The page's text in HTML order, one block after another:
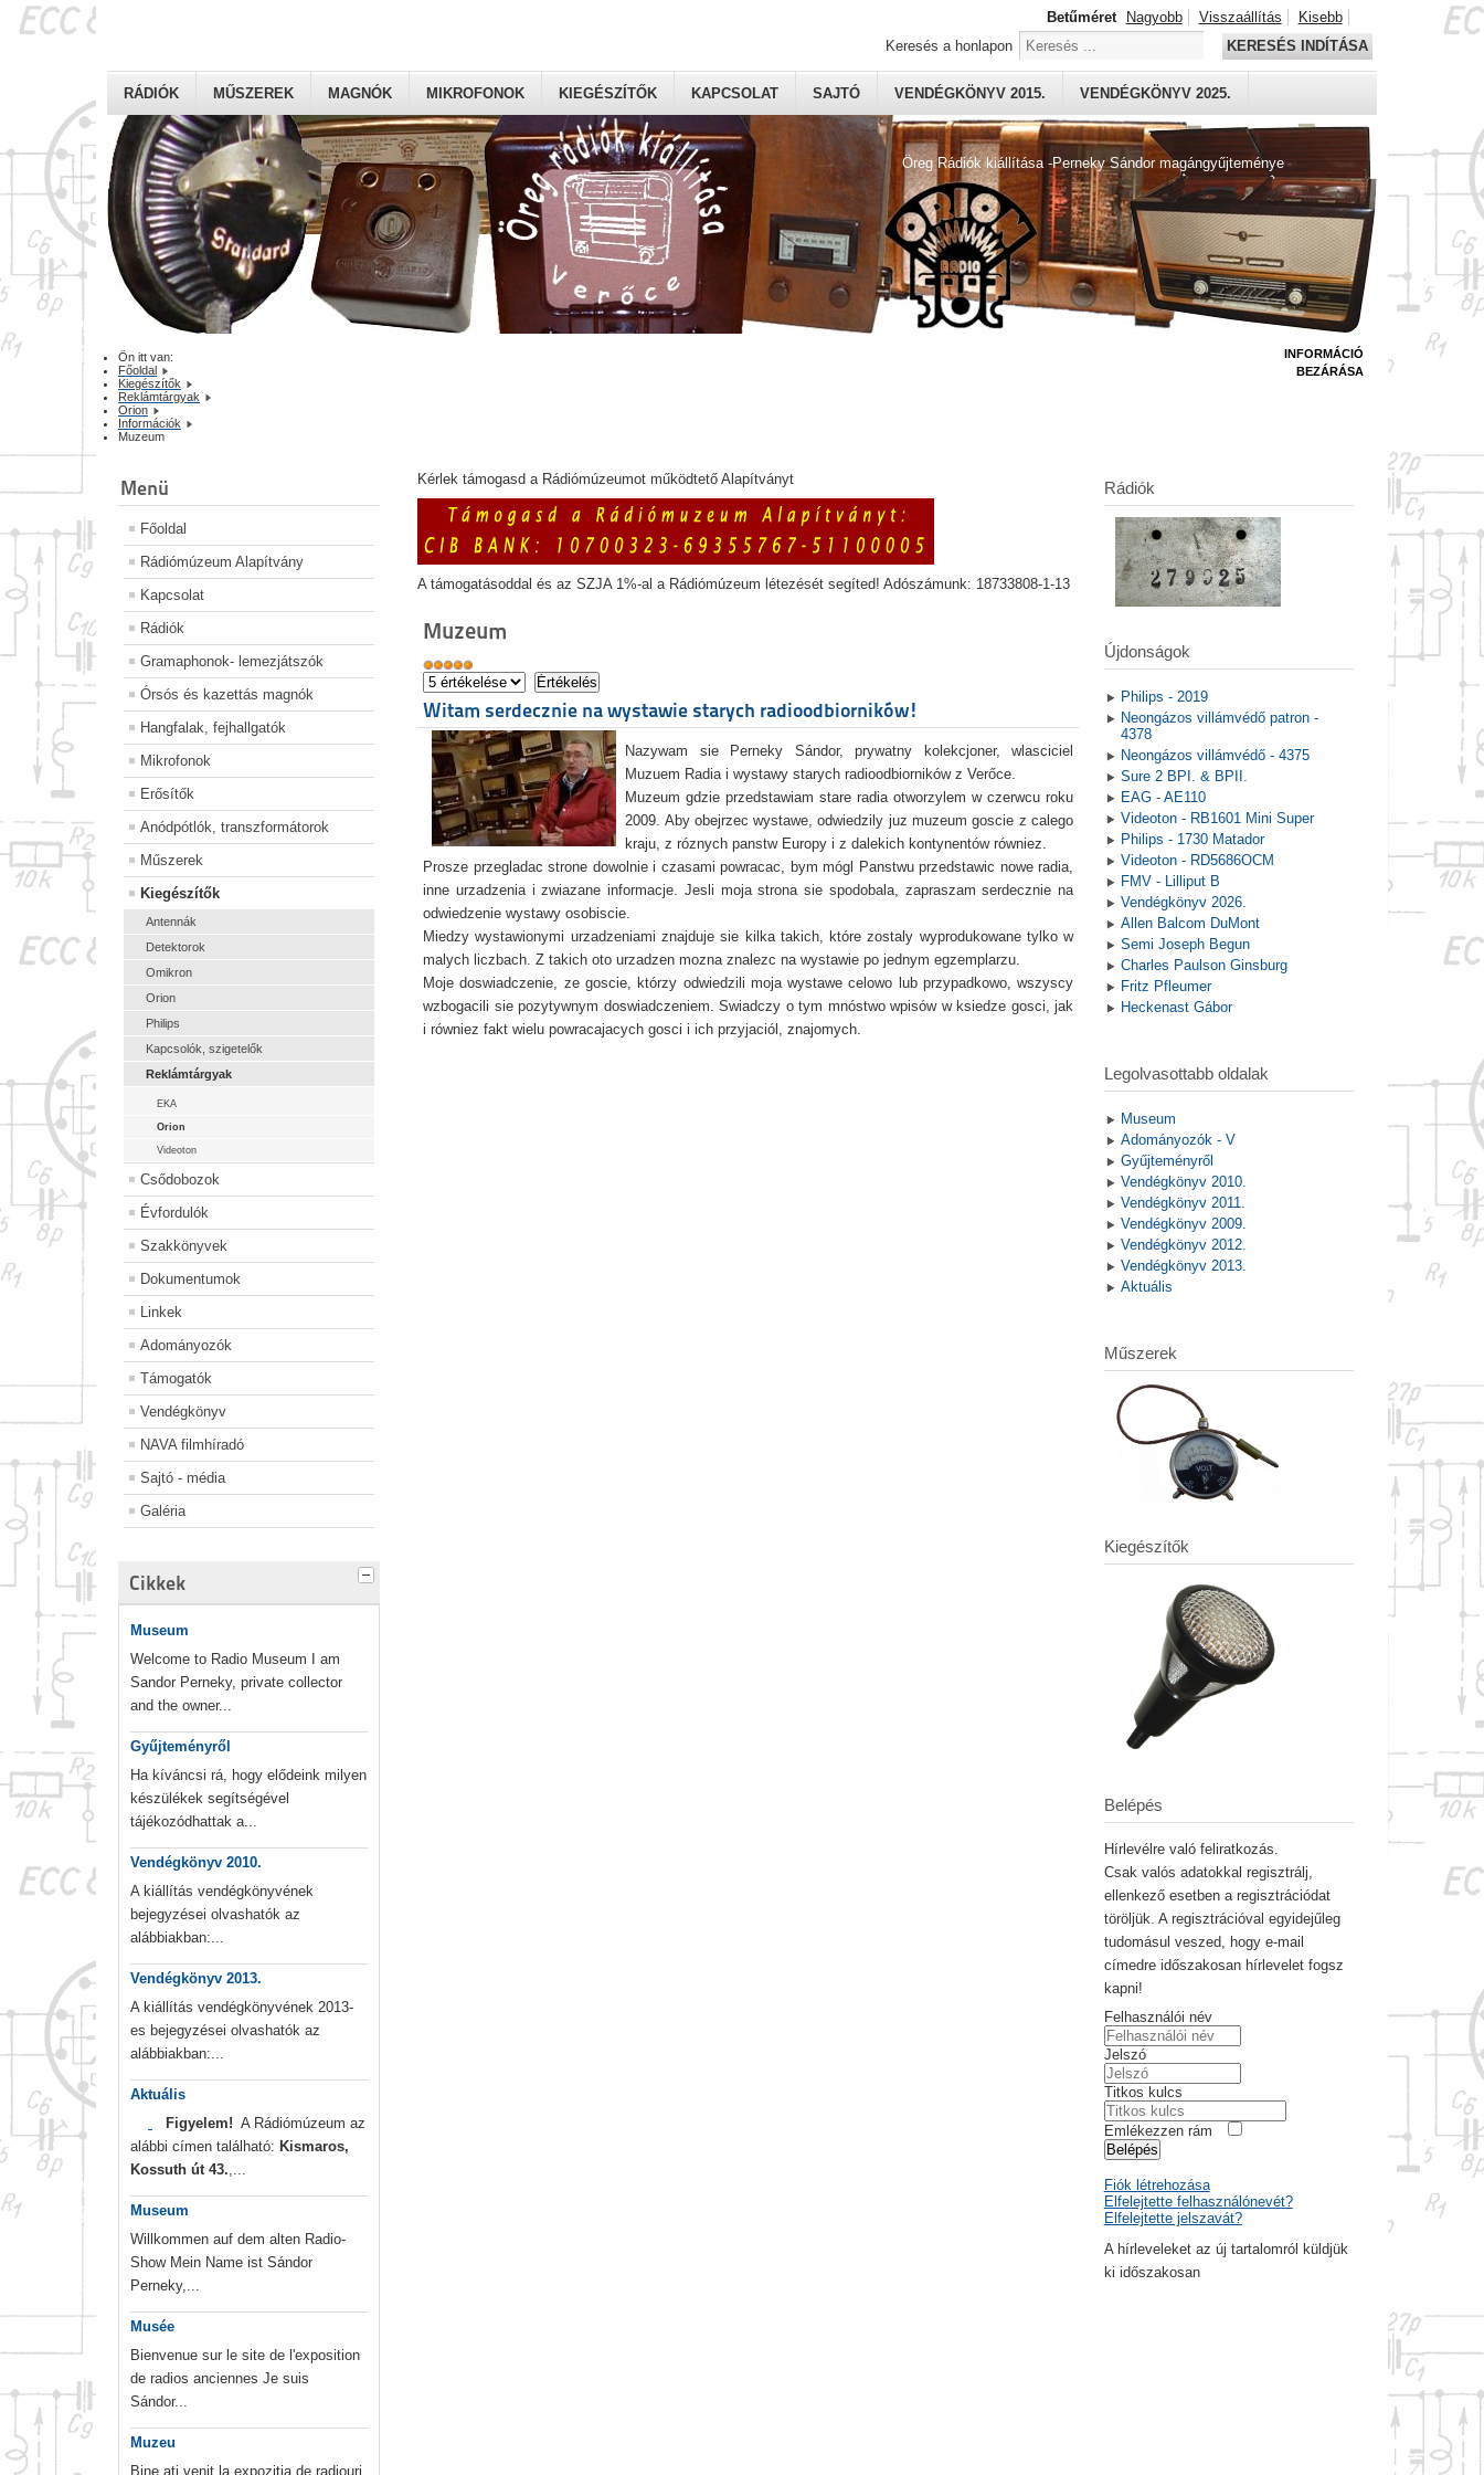
Öreg Rádiók kiállítása -Perneky Sándor magángyűjteménye
RÁDIÓK MŰSZEREK MAGNÓK MIKROFONOK KIEGÉSZÍTŐK KAPCSOLAT SAJTÓ VENDÉGKÖNYV 2015. VENDÉGKÖNYV 2025.
Betűméret Nagyobb Visszaállítás
Kisebb
Keresés a honlapon
KERESÉS INDÍTÁSA
Ön itt van:
Főoldal
Kiegészítők
Reklámtárgyak
Orion
Információk
Muzeum
Menü
Főoldal
Rádiómúzeum Alapítvány
Kapcsolat
Rádiók
Gramaphonok- lemezjátszók
Órsós és kazettás magnók
Hangfalak, fejhallgatók
Mikrofonok
Erősítők
Anódpótlók, transzformátorok
Műszerek
Kiegészítők
Antennák
Detektorok
Omikron
Orion
Philips
Kapcsolók, szigetelők
Reklámtárgyak
EKA
Orion
Videoton
Csődobozok
Évfordulók
Szakkönyvek
Dokumentumok
Linkek
Adományozók
Támogatók
Vendégkönyv
NAVA filmhíradó
Sajtó - média
Galéria
Cikkek
Museum
Welcome to Radio Museum I am
Sandor Perneky, private collector
and the owner...
Gyűjteményről
Ha kíváncsi rá, hogy elődeink milyen
készülékek segítségével
tájékozódhattak a...
Vendégkönyv 2010.
A kiállítás vendégkönyvének
bejegyzései olvashatók az
alábbiakban:...
Vendégkönyv 2013.
A kiállítás vendégkönyvének 2013-
es bejegyzései olvashatók az
alábbiakban:...
Aktuális
Figyelem! A Rádiómúzeum az
alábbi címen található: Kismaros,
Kossuth út 43.,...
Museum
Willkommen auf dem alten Radio-
Show Mein Name ist Sándor
Perneky,...
Musée
Bienvenue sur le site de l'exposition
de radios anciennes Je suis
Sándor...
Muzeu
Bine ați venit la expoziția de radiouri
Kérlek támogasd a Rádiómúzeumot működtető Alapítványt
A támogatásoddal és az SZJA 1%-al a Rádiómúzeum létezését segíted! Adószámunk: 18733808-1-13
Muzeum
Witam serdecznie na wystawie starych radioodbiorników!
Nazywam sie Perneky Sándor, prywatny kolekcjoner, wlasciciel
Muzuem Radia i wystawy starych radioodbiorników z Verőce.
Muzeum gdzie przedstawiam stare radia otworzylem w czerwcu roku
2009. Aby obejrzec wystawe, odwiedzily juz muzeum goscie z calego
kraju, z róznych panstw Europy i z dalekich kontynentów równiez.
Prosze przegladac strone dowolnie i czasami powracac, bym mógl Panstwu przedstawic nowe radia,
inne urzadzenia i zwiazane informacje. Jesli moja strona sie spodobala, zapraszam serdecznie na
odwiedzenie wystawy osobiscie.
Miedzy wystawionymi urzadzeniami znajduje sie kilka takich, które zostaly wyprodukowane tylko w
malych liczbach. Z takich oto urzadzen mozna znalezc na wystawie po jednym egzemplarzu.
Moje doswiadczenie, ze goscie, którzy odwiedzili moja wystawe celowo lub przypadkowo, wszyscy
wzbogacili sie pozytywnym doswiadczeniem. Swiadczy o tym mnóstwo wpisów w ksiedze gosci, jak
i równiez fakt wielu powracajacych gosci i ich przyjaciól, znajomych.
INFORMÁCIÓ
BEZÁRÁSA
Rádiók
Újdonságok
Philips - 2019
Neongázos villámvédő patron -
4378
Neongázos villámvédő - 4375
Sure 2 BPI. & BPII.
EAG - AE110
Videoton - RB1601 Mini Super
Philips - 1730 Matador
Videoton - RD5686OCM
FMV - Lilliput B
Vendégkönyv 2026.
Allen Balcom DuMont
Semi Joseph Begun
Charles Paulson Ginsburg
Fritz Pfleumer
Heckenast Gábor
Legolvasottabb oldalak
Museum
Adományozók - V
Gyűjteményről
Vendégkönyv 2010.
Vendégkönyv 2011.
Vendégkönyv 2009.
Vendégkönyv 2012.
Vendégkönyv 2013.
Aktuális
Műszerek
Kiegészítők
Belépés
Hírlevélre való feliratkozás.
Csak valós adatokkal regisztrálj,
ellenkező esetben a regisztrációdat
töröljük. A regisztrációval egyidejűleg
tudomásul veszed, hogy e-mail
címedre időszakosan hírlevelet fogsz
kapni!
Felhasználói név
Jelszó
Titkos kulcs
Emlékezzen rám
Belépés
Fiók létrehozása
Elfelejtette felhasználónevét?
Elfelejtette jelszavát?
A hírleveleket az új tartalomról küldjük
ki időszakosan